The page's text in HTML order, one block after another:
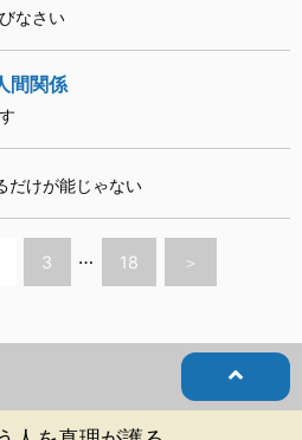
なさい
間関係
だけが能じゃない
3 … 18 ＞